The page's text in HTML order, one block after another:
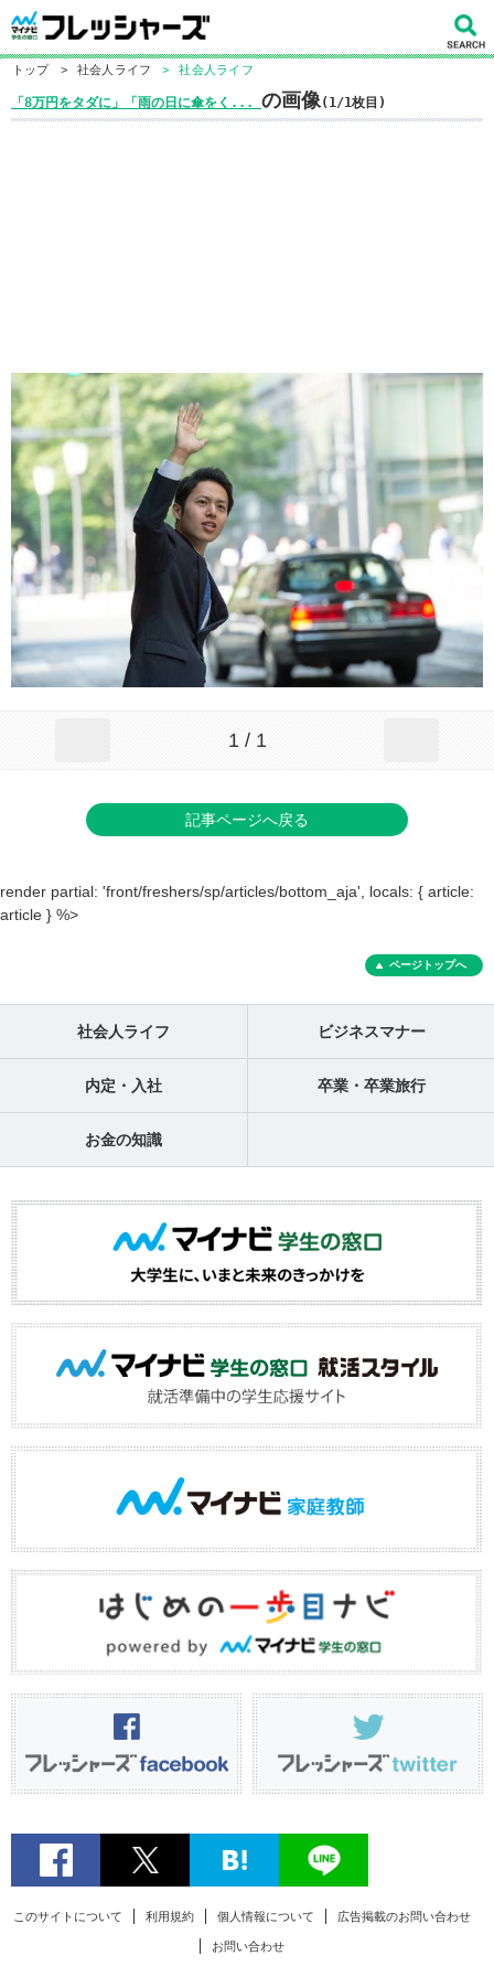
トップ > 社会人ライフ > 社会人ライフ
「8万円をタダに」「雨の日に傘をく... の画像(1/1枚目)
1 / 1
記事ページへ戻る
render partial: 'front/freshers/sp/articles/bottom_aja', locals: { article:
article } %>
ページトップへ
社会人ライフ ビジネスマナー
内定・入社 卒業・卒業旅行
お金の知識
このサイトについて 利用規約 個人情報について 広告掲載のお問い合わせ
お問い合わせ